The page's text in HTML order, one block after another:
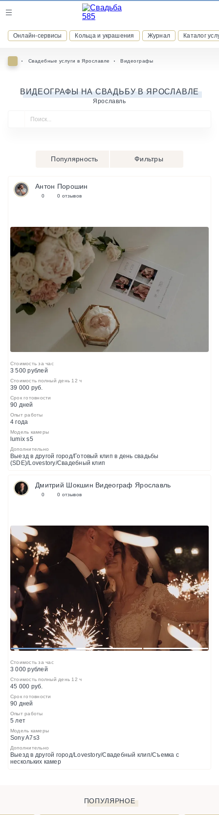
Онлайн-сервисы Кольца и украшения Журнал Каталог
ВСТУПАЙТЕ В КЛУБ ПРИВИЛЕГИЙ
Свадебные услуги в Ярославле Видеографы
ВИДЕОГРАФЫ НА СВАДЬБУ В ЯРОСЛАВЛЕ
Ярославль
Популярность Фильтры
Антон Порошин
0 0 отзывов
Стоимость за час
3 500 рублей
Стоимость полный день 12 ч
39 000 руб.
Срок готовности
90 дней
Опыт работы
4 года
Модель камеры
lumix s5
Дополнительно
Выезд в другой город/Готовый клип в день свадьбы
(SDE)/Lovestory/Свадебный клип
Дмитрий Шокшин Видеограф Ярославль
0 0 отзывов
1 2 3
Стоимость за час
3 000 рублей
Стоимость полный день 12 ч
45 000 руб.
Срок готовности
90 дней
Опыт работы
5 лет
Модель камеры
Sony A7s3
Дополнительно
Выезд в другой город/Lovestory/Свадебный клип/Съемка с
нескольких камер
ПОПУЛЯРНОЕ